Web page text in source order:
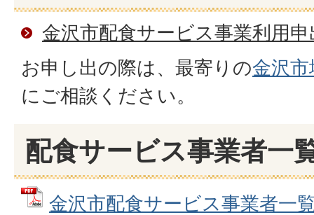
金沢市配食サービス事業利用申
お申し出の際は、最寄りの金沢
にご相談ください。
配食サービス事業者一
金沢市配食サービス事業者一